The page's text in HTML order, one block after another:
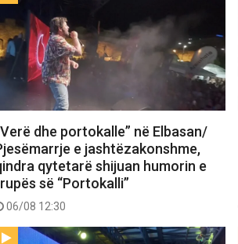
dhe portokalle” në Elbasan/
e jashtëzakonshme,
qytetarë shijuan humorin e
së “Portokalli”
06/08 12:30